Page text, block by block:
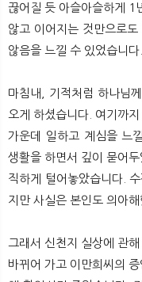
끊어질 듯 아슬아슬하게 1
않고 이어지는 것만으로
않음을 느낄 수 있었습니다.
마침내, 기적처럼 하나님
오게 하셨습니다. 여기까
가운데 일하고 계심을 느
생활을 하면서 깊이 묻어
직하게 털어놓았습니다.
지만 사실은 본인도 의아
그래서 신천지 실상에 관
바뀌어 가고 이만희씨의